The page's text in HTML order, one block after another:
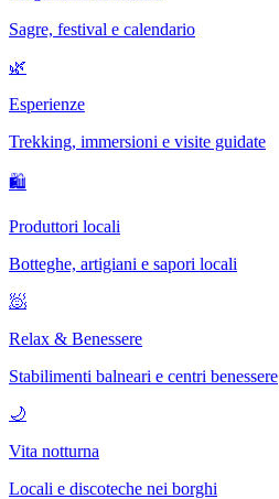
Sagre, festival e calendario
🌿
Esperienze
Trekking, immersioni e visite guidate
🛍
Produttori locali
Botteghe, artigiani e sapori locali
🧖
Relax & Benessere
Stabilimenti balneari e centri benessere
🌙
Vita notturna
Locali e discoteche nei borghi